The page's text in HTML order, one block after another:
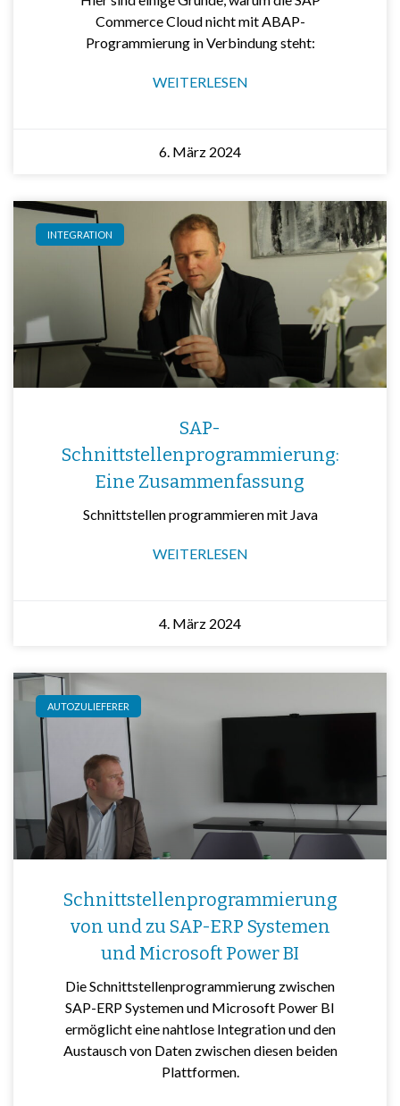
Commerce Cloud nicht mit ABAP-
Programmierung in Verbindung steht:
WEITERLESEN
6. März 2024
INTEGRATION
SAP-
Schnittstellenprogrammierung:
Eine Zusammenfassung
Schnittstellen programmieren mit Java
WEITERLESEN
4. März 2024
AUTOZULIEFERER
Schnittstellenprogrammierung
von und zu SAP-ERP Systemen
und Microsoft Power BI
Die Schnittstellenprogrammierung zwischen
SAP-ERP Systemen und Microsoft Power BI
ermöglicht eine nahtlose Integration und den
Austausch von Daten zwischen diesen beiden
Plattformen.